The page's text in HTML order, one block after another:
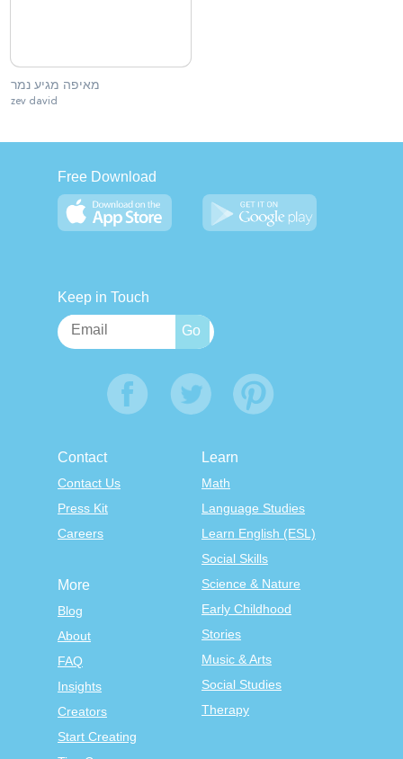
מאיפה מגיע נמר
zev david
Free Download
Keep in Touch
Contact
Contact Us
Press Kit
Careers
Learn
Math
Language Studies
Learn English (ESL)
Social Skills
Science & Nature
Early Childhood
Stories
Music & Arts
Social Studies
Therapy
More
Blog
About
FAQ
Insights
Creators
Start Creating